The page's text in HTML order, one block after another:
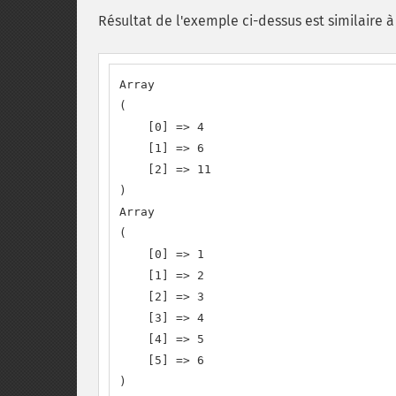
Résultat de l'exemple ci-dessus est similaire à
Array
(
    [0] => 4
    [1] => 6
    [2] => 11
)
Array
(
    [0] => 1
    [1] => 2
    [2] => 3
    [3] => 4
    [4] => 5
    [5] => 6
)